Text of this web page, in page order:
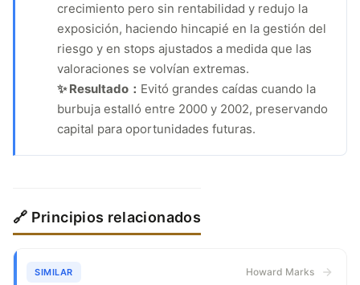
crecimiento pero sin rentabilidad y redujo la
exposición, haciendo hincapié en la gestión del
riesgo y en stops ajustados a medida que las
valoraciones se volvían extremas.
✨ Resultado： Evitó grandes caídas cuando la
burbuja estalló entre 2000 y 2002, preservando
capital para oportunidades futuras.
🔗 Principios relacionados
SIMILAR Howard Marks